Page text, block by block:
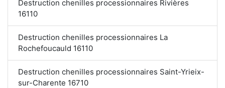
Destruction chenilles processionnaires Rivières
16110
Destruction chenilles processionnaires La
Rochefoucauld 16110
Destruction chenilles processionnaires Saint-Yrieix-
sur-Charente 16710